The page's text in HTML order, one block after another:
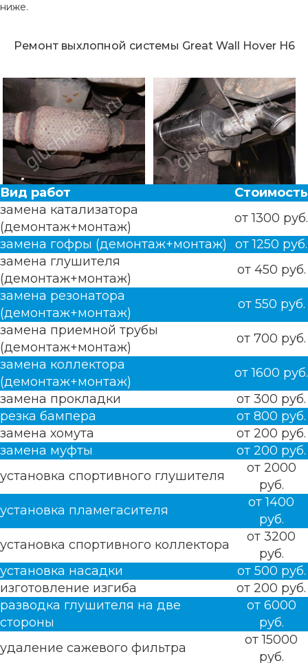
ниже.
Ремонт выхлопной системы Great Wall Hover H6
Вид работ
Стоимость
замена катализатора
(демонтаж+монтаж)
от 1300 руб.
замена гофры (демонтаж+монтаж)
от 1250 руб.
замена глушителя
(демонтаж+монтаж)
от 450 руб.
замена резонатора
(демонтаж+монтаж)
от 550 руб.
замена приемной трубы
(демонтаж+монтаж)
от 700 руб.
замена коллектора
(демонтаж+монтаж)
от 1600 руб.
замена прокладки
от 300 руб.
резка бампера
от 800 руб.
замена хомута
от 200 руб.
замена муфты
от 200 руб.
установка спортивного глушителя
от 2000
руб.
установка пламегасителя
от 1400
руб.
установка спортивного коллектора
от 3200
руб.
установка насадки
от 500 руб.
изготовление изгиба
от 200 руб.
разводка глушителя на две
стороны
от 6000
руб.
удаление сажевого фильтра
от 15000
руб.